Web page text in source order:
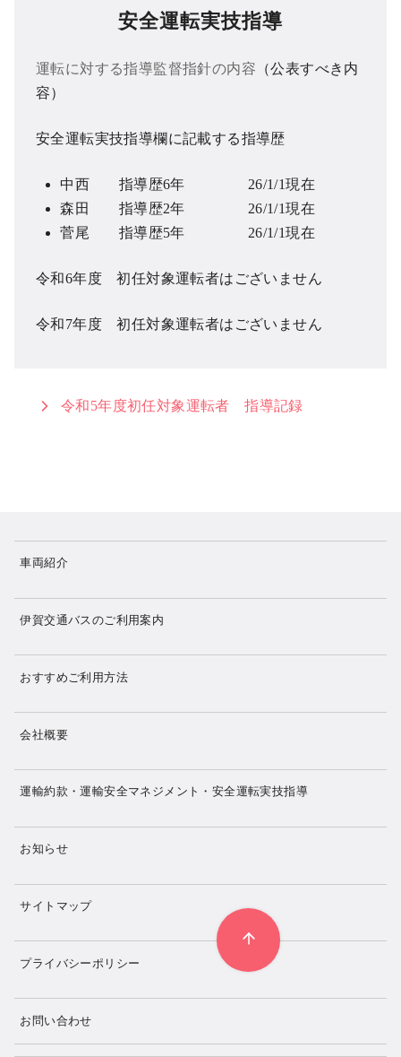
安全運転実技指導
運転に対する指導監督指針の内容 （公表すべき内
容）
安全運転実技指導欄に記載する指導歴
中西 指導歴6年 26/1/1現在
森田 指導歴2年 26/1/1現在
菅尾 指導歴5年 26/1/1現在
令和6年度 初任対象運転者はございません
令和7年度 初任対象運転者はございません
令和5年度初任対象運転者 指導記録
車両紹介
伊賀交通バスのご利用案内
おすすめご利用方法
会社概要
運輸約款・運輸安全マネジメント・安全運転実技指導
お知らせ
サイトマップ
プライバシーポリシー
お問い合わせ